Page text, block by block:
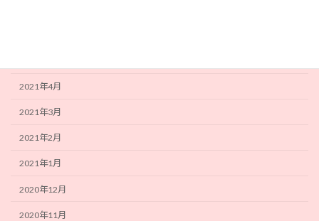
2021年4月
2021年3月
2021年2月
2021年1月
2020年12月
2020年11月